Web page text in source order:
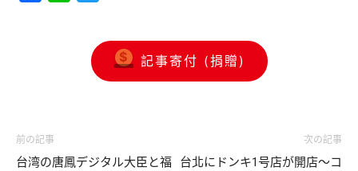
記事寄付 (捐贈)
前の記事
台湾の唐鳳デジタル大臣と福
次の記事
台北にドンキ1号店が開店～コ